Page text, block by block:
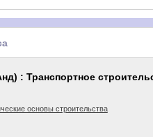
: Транспортное
основы строительства